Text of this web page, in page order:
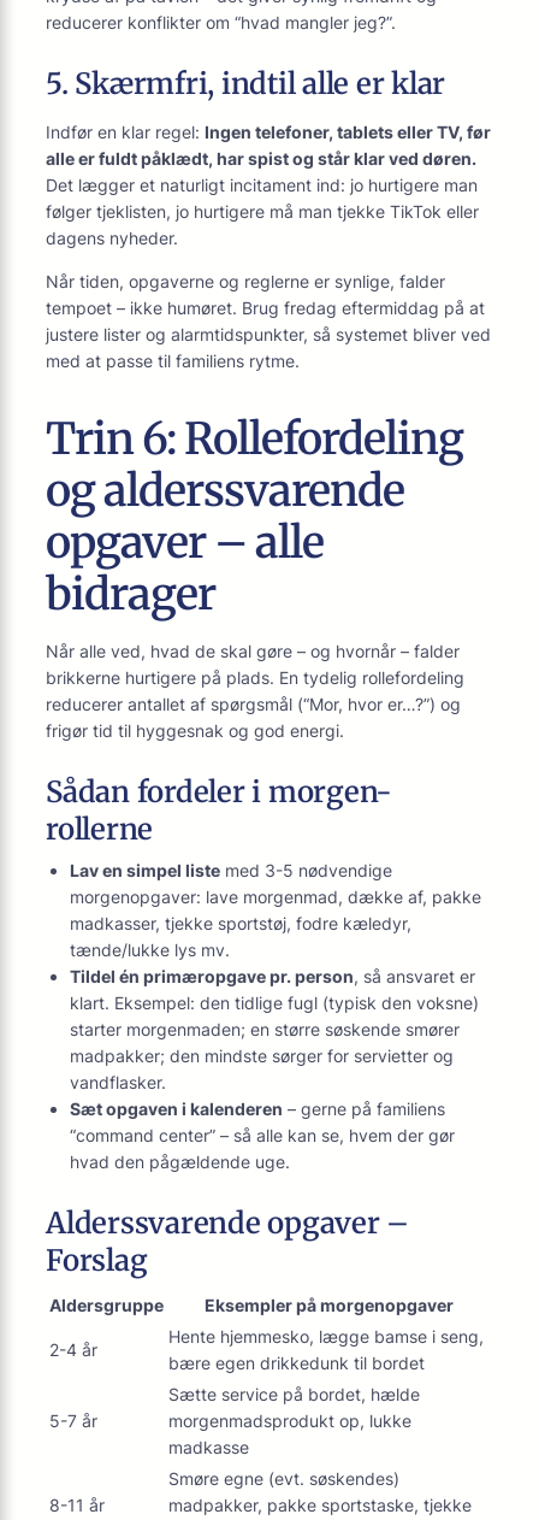
reducerer konflikter om “hvad mangler jeg?”.
5. Skærmfri, indtil alle er klar
Indfør en klar regel: Ingen telefoner, tablets eller TV, før
alle er fuldt påklædt, har spist og står klar ved døren.
Det lægger et naturligt incitament ind: jo hurtigere man
følger tjeklisten, jo hurtigere må man tjekke TikTok eller
dagens nyheder.
Når tiden, opgaverne og reglerne er synlige, falder
tempoet – ikke humøret. Brug fredag eftermiddag på at
justere lister og alarm­tidspunkter, så systemet bliver ved
med at passe til familiens rytme.
Trin 6: Rollefordeling
og alderssvarende
opgaver – alle
bidrager
Når alle ved, hvad de skal gøre – og hvornår – falder
brikkerne hurtigere på plads. En tydelig rollefordeling
reducerer antallet af spørgsmål (“Mor, hvor er…?”) og
frigør tid til hyggesnak og god energi.
Sådan fordeler i morgen-
rollerne
Lav en simpel liste med 3-5 nødvendige
morgenopgaver: lave morgenmad, dække af, pakke
madkasser, tjekke sportstøj, fodre kæledyr,
tænde/lukke lys mv.
Tildel én primæropgave pr. person, så ansvaret er
klart. Eksempel: den tidlige fugl (typisk den voksne)
starter morgenmaden; en større søskende smører
madpakker; den mindste sørger for servietter og
vandflasker.
Sæt opgaven i kalenderen – gerne på familiens
“command center” – så alle kan se, hvem der gør
hvad den pågældende uge.
Alderssvarende opgaver –
Forslag
Aldersgruppe Eksempler på morgenopgaver
2-4 år
Hente hjemmesko, lægge bamse i seng,
bære egen drikkedunk til bordet
5-7 år
Sætte service på bordet, hælde
morgenmadsprodukt op, lukke
madkasse
8-11 år
Smøre egne (evt. søskendes)
madpakker, pakke sportstaske, tjekke